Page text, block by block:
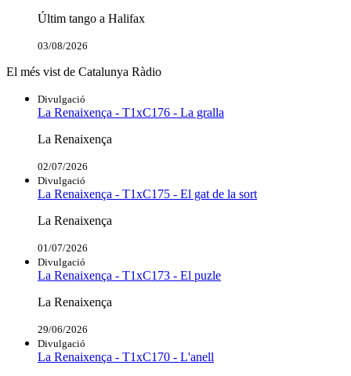
Últim tango a Halifax
03/08/2026
El més vist de Catalunya Ràdio
Divulgació
La Renaixença - T1xC176 - La gralla
La Renaixença
02/07/2026
Divulgació
La Renaixença - T1xC175 - El gat de la sort
La Renaixença
01/07/2026
Divulgació
La Renaixença - T1xC173 - El puzle
La Renaixença
29/06/2026
Divulgació
La Renaixença - T1xC170 - L'anell